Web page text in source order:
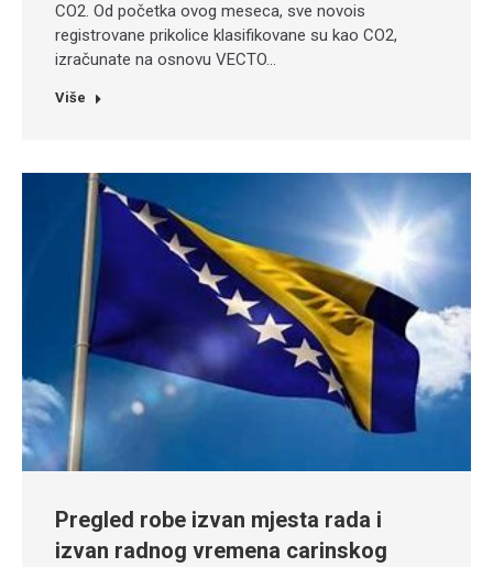
CO2. Od početka ovog meseca, sve novois
registrovane prikolice klasifikovane su kao CO2,
izračunate na osnovu VECTO…
Više
Pregled robe izvan mjesta rada i
izvan radnog vremena carinskog